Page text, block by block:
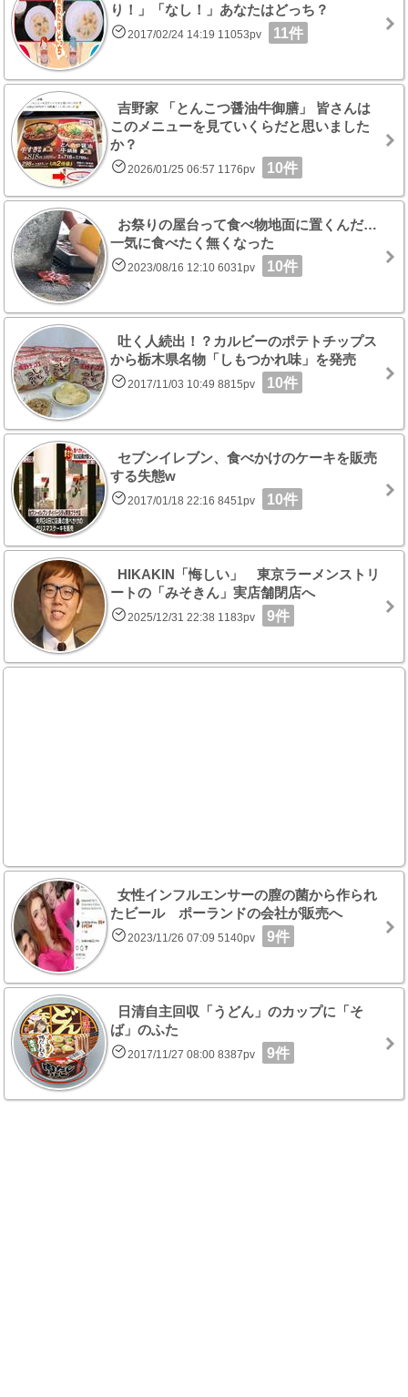
り！」「なし！」あなたはどっち？
2017/02/24 14:19 11053pv 11件
吉野家 「とんこつ醤油牛御膳」 皆さんは
このメニューを見ていくらだと思いました
か？
2026/01/25 06:57 1176pv 10件
お祭りの屋台って食べ物地面に置くんだ…
一気に食べたく無くなった
2023/08/16 12:10 6031pv 10件
吐く人続出！？カルビーのポテトチップス
から栃木県名物「しもつかれ味」を発売
2017/11/03 10:49 8815pv 10件
セブンイレブン、食べかけのケーキを販売
する失態w
2017/01/18 22:16 8451pv 10件
HIKAKIN「悔しい」 東京ラーメンストリ
ートの「みそきん」実店舗閉店へ
2025/12/31 22:38 1183pv 9件
女性インフルエンサーの膣の菌から作られ
たビール ポーランドの会社が販売へ
2023/11/26 07:09 5140pv 9件
日清自主回収「うどん」のカップに「そ
ば」のふた
2017/11/27 08:00 8387pv 9件